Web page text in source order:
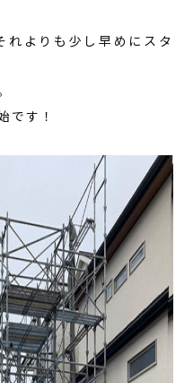
れよりも少し早めにスタ
です！